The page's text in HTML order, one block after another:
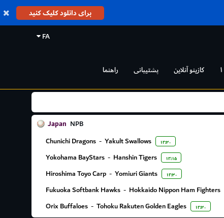
برای دانلود کلیک کنید
FA
کازینو آنلاین پشتیبانی راهنما
Japan NPB
Chunichi Dragons - Yakult Swallows ۱۲:۳۰
Yokohama BayStars - Hanshin Tigers ۱۲:۱۵
Hiroshima Toyo Carp - Yomiuri Giants ۱۲:۳۰
Fukuoka Softbank Hawks - Hokkaido Nippon Ham Fighters
Orix Buffaloes - Tohoku Rakuten Golden Eagles ۱۲:۳۰